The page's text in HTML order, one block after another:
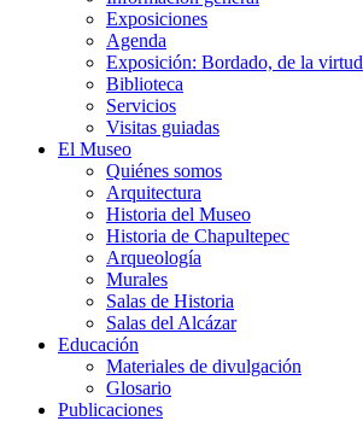
Exposiciones
Agenda
Exposición: Bordado, de la virtud
Biblioteca
Servicios
Visitas guiadas
El Museo
Quiénes somos
Arquitectura
Historia del Museo
Historia de Chapultepec
Arqueología
Murales
Salas de Historia
Salas del Alcázar
Educación
Materiales de divulgación
Glosario
Publicaciones